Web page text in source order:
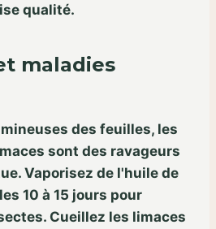
qualité.
maladies
des feuilles, les
sont des ravageurs
Vaporisez de l'huile de
10 à 15 jours pour
Cueillez les limaces